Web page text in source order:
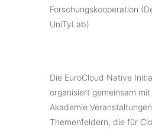
Forschungskooperation
UniTyLab)
Die EuroCloud Native
organisiert gemeinsam
Akademie
Themenfeldern, die für